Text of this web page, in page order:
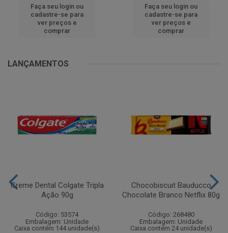
Faça seu login ou
cadastre-se para
ver preços e
comprar
Faça seu login ou
cadastre-se para
ver preços e
comprar
LANÇAMENTOS
Creme Dental Colgate Tripla
Ação 90g
Código: 53574
Embalagem: Unidade
Caixa contém 144 unidade(s)
Chocobiscuit Bauducco
Chocolate Branco Netflix 80g
Código: 268480
Embalagem: Unidade
Caixa contém 24 unidade(s)